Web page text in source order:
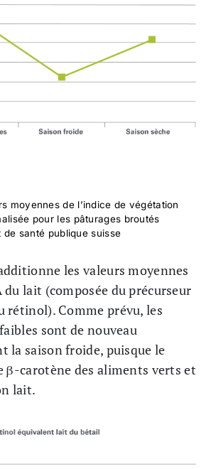
moyennes de l’indice de végétation
pour les pâturages broutés
santé publique suisse
les valeurs moyennes
lait (composée du précurseur
rétinol). Comme prévu, les
sont de nouveau
la saison froide, puisque le
β-carotène des aliments verts et
lait.